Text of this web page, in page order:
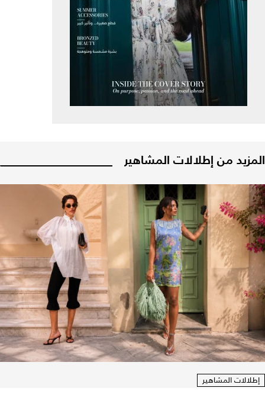
المزيد من إطلالات المشاهير
إطلالات المشاهير